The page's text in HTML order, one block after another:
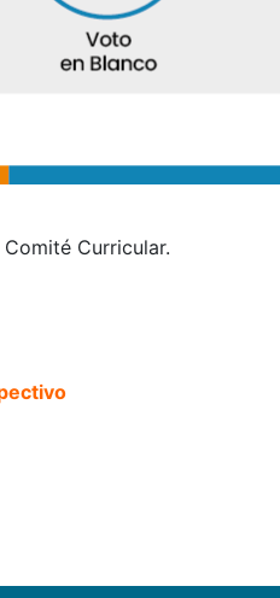
Curricular.